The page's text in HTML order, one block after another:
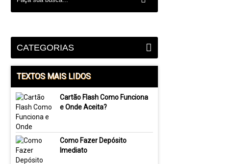
CATEGORIAS
TEXTOS MAIS LIDOS
Cartão Flash Como Funciona
e Onde Aceita?
Como Fazer Depósito
Imediato